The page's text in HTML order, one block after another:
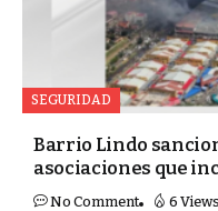
SEGURIDAD
Barrio Lindo
asociaciones que
No Comment 6 Views